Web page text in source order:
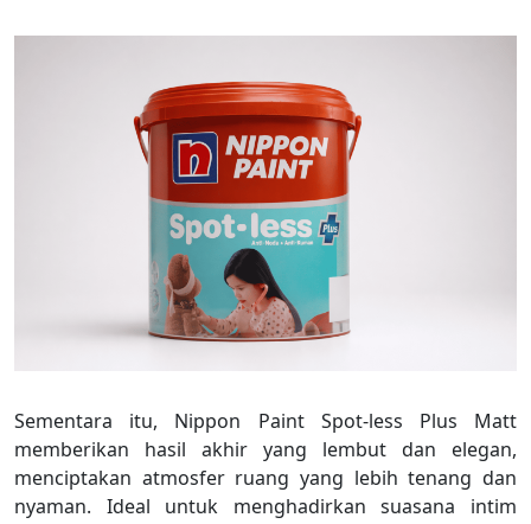
Sementara itu, Nippon Paint Spot-less Plus Matt
memberikan hasil akhir yang lembut dan elegan,
menciptakan atmosfer ruang yang lebih tenang dan
nyaman. Ideal untuk menghadirkan suasana intim